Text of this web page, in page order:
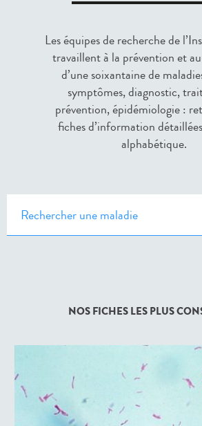
Les équipes de recherche de
travaillent à la prévention et
d’une soixantaine de
symptômes, diagnostic,
prévention, épidémiologie :
ﬁches d’information
alphabétique.
NOS FICHES LES PLUS